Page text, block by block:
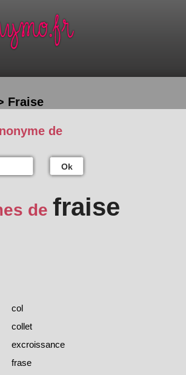
Fraise
de
Ok
de fraise
col
collet
excroissance
frase